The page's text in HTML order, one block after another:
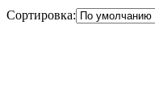
Сортировка: